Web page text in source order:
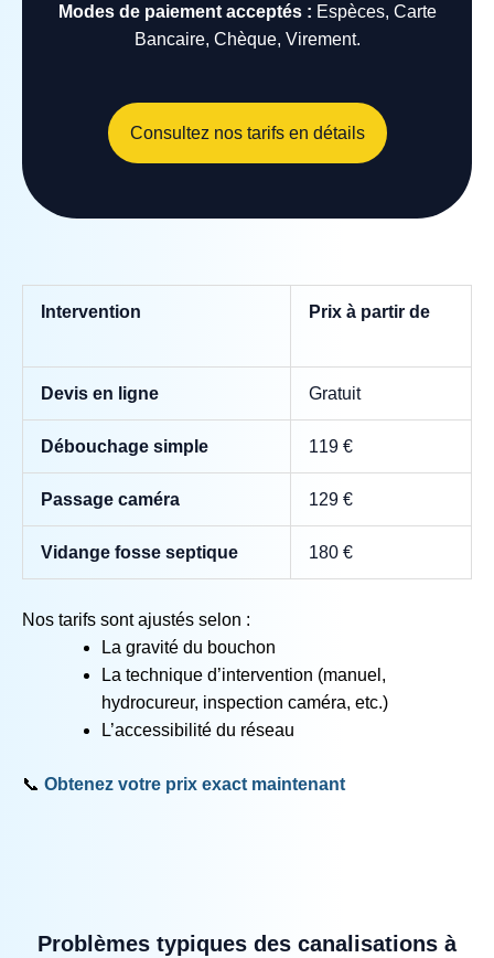
Modes de paiement acceptés : Espèces, Carte
Bancaire, Chèque, Virement.
Consultez nos tarifs en détails
Intervention Prix à partir de
Devis en ligne Gratuit
Débouchage simple 119 €
Passage caméra 129 €
Vidange fosse septique 180 €
Nos tarifs sont ajustés selon :
La gravité du bouchon
La technique d’intervention (manuel,
hydrocureur, inspection caméra, etc.)
L’accessibilité du réseau
📞 Obtenez votre prix exact maintenant
Problèmes typiques des canalisations à